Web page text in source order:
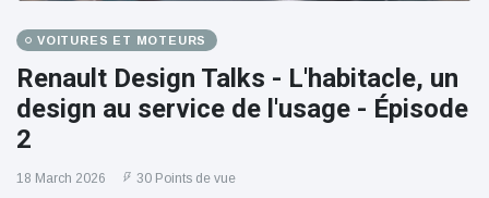
VOITURES ET MOTEURS
Renault Design Talks - L'habitacle, un
design au service de l'usage - Épisode
2
18 March 2026 30 Points de vue